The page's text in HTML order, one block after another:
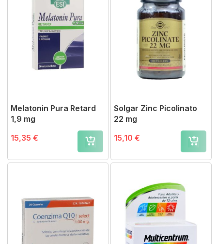
Melatonin Pura Retard
1,9 mg
15,35 €
Solgar Zinc Picolinato
22 mg
15,10 €